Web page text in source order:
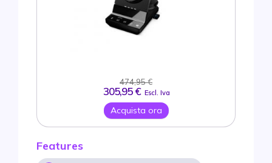
Features
474,95 €
305,95 € Escl. Iva
Acquista ora